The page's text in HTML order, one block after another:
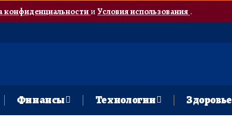
конфиденциальностии Условия использования.
Финансы Технологии Здоровье